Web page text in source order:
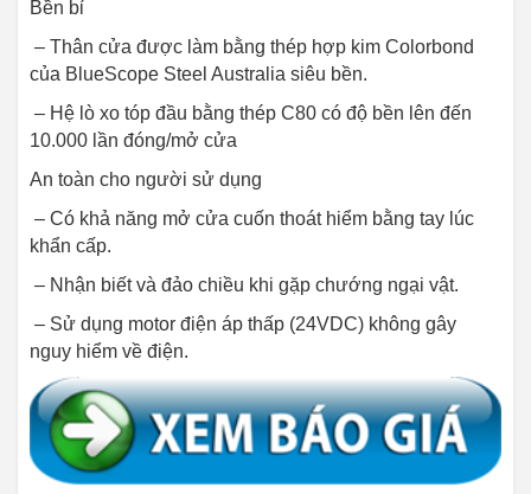
Bền bỉ
– Thân cửa được làm bằng thép hợp kim Colorbond
của BlueScope Steel Australia siêu bền.
– Hệ lò xo tóp đầu bằng thép C80 có độ bền lên đến
10.000 lần đóng/mở cửa
An toàn cho người sử dụng
– Có khả năng mở cửa cuốn thoát hiểm bằng tay lúc
khẩn cấp.
– Nhận biết và đảo chiều khi gặp chướng ngại vật.
– Sử dụng motor điện áp thấp (24VDC) không gây
nguy hiểm về điện.